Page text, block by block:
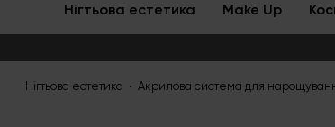
Нігтьова естетика Make Up
Нігтьова естетика Акрилова система для